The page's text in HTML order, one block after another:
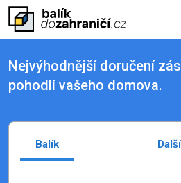
Nejvýhodnější doručení
pohodlí vašeho domova.
Balík